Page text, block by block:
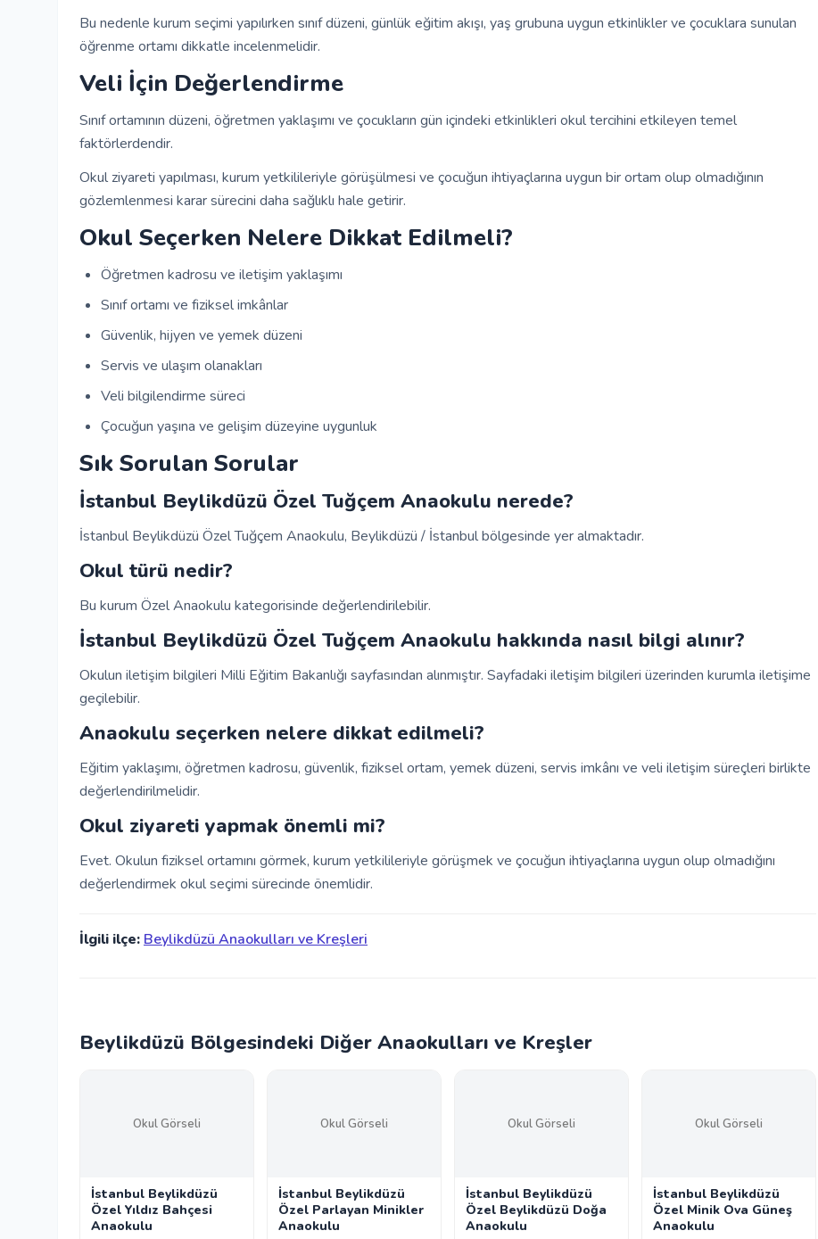
Bu nedenle kurum seçimi yapılırken sınıf düzeni, günlük eğitim akışı, yaş grubuna uygun etkinlikler ve çocuklara sunulan
öğrenme ortamı dikkatle incelenmelidir.
Veli İçin Değerlendirme
Sınıf ortamının düzeni, öğretmen yaklaşımı ve çocukların gün içindeki etkinlikleri okul tercihini etkileyen temel
faktörlerdendir.
Okul ziyareti yapılması, kurum yetkilileriyle görüşülmesi ve çocuğun ihtiyaçlarına uygun bir ortam olup olmadığının
gözlemlenmesi karar sürecini daha sağlıklı hale getirir.
Okul Seçerken Nelere Dikkat Edilmeli?
Öğretmen kadrosu ve iletişim yaklaşımı
Sınıf ortamı ve fiziksel imkânlar
Güvenlik, hijyen ve yemek düzeni
Servis ve ulaşım olanakları
Veli bilgilendirme süreci
Çocuğun yaşına ve gelişim düzeyine uygunluk
Sık Sorulan Sorular
İstanbul Beylikdüzü Özel Tuğçem Anaokulu nerede?
İstanbul Beylikdüzü Özel Tuğçem Anaokulu, Beylikdüzü / İstanbul bölgesinde yer almaktadır.
Okul türü nedir?
Bu kurum Özel Anaokulu kategorisinde değerlendirilebilir.
İstanbul Beylikdüzü Özel Tuğçem Anaokulu hakkında nasıl bilgi alınır?
Okulun iletişim bilgileri Milli Eğitim Bakanlığı sayfasından alınmıştır. Sayfadaki iletişim bilgileri üzerinden kurumla iletişime
geçilebilir.
Anaokulu seçerken nelere dikkat edilmeli?
Eğitim yaklaşımı, öğretmen kadrosu, güvenlik, fiziksel ortam, yemek düzeni, servis imkânı ve veli iletişim süreçleri birlikte
değerlendirilmelidir.
Okul ziyareti yapmak önemli mi?
Evet. Okulun fiziksel ortamını görmek, kurum yetkilileriyle görüşmek ve çocuğun ihtiyaçlarına uygun olup olmadığını
değerlendirmek okul seçimi sürecinde önemlidir.
İlgili ilçe: Beylikdüzü Anaokulları ve Kreşleri
Beylikdüzü Bölgesindeki Diğer Anaokulları ve Kreşler
Okul Görseli
İstanbul Beylikdüzü
Özel Yıldız Bahçesi
Anaokulu
Okul Görseli
İstanbul Beylikdüzü
Özel Parlayan Minikler
Anaokulu
Okul Görseli
İstanbul Beylikdüzü
Özel Beylikdüzü Doğa
Anaokulu
Okul Görseli
İstanbul Beylikdüzü
Özel Minik Ova Güneş
Anaokulu